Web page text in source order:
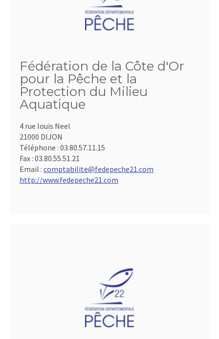
Fédération de la Côte d'Or
pour la Pêche et la
Protection du Milieu
Aquatique
4 rue louis Neel
21000 DIJON
Téléphone : 03.80.57.11.15
Fax : 03.80.55.51.21
Email : comptabilite@fedepeche21.com
http://www.fedepeche21.com